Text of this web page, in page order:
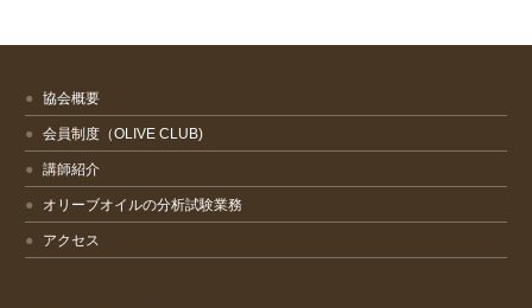
協会概要
会員制度（OLIVE CLUB)
講師紹介
オリーブオイルの分析試験業務
アクセス